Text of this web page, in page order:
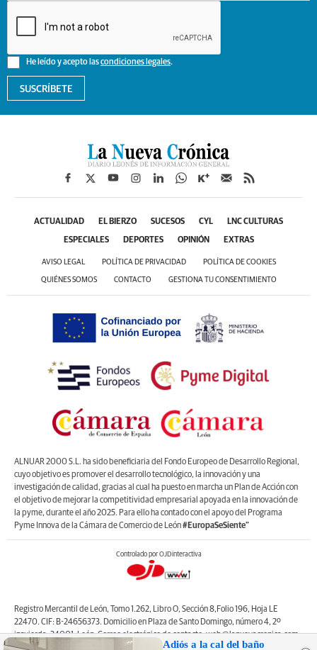
He leído y acepto lascondiciones legales.
SUSCRÍBETE
ACTUALIDAD EL BIERZO SUCESOS CYL LNC CULTURAS
ESPECIALES DEPORTES OPINIÓN EXTRAS
AVISO LEGAL POLÍTICA DE PRIVACIDAD POLÍTICA DE COOKIES
QUIÉNES SOMOS CONTACTO GESTIONA TU CONSENTIMIENTO
ALNUAR 2000 S.L. ha sido beneficiaria del Fondo Europeo de Desarrollo Regional,
cuyo objetivo es promover el desarrollo tecnológico, la innovación y una
investigación de calidad, gracias al cual ha puesto en marcha un Plan de Acción con
el objetivo de mejorar la competitividad empresarial apoyada en la innovación de
la pyme, durante el año 2025. Para ello ha contado con el apoyo del Programa
Pyme Innova de la Cámara de Comercio de León#EuropaSeSiente”
Controlado por OJDinteractiva
Registro Mercantil de León, Tomo 1.262, Libro O, Sección 8,Folio 196, Hoja LE
22470. CIF: B-24656373. Domicilio en Plaza de Santo Domingo, número 4, 2º
izquierda, 24001, León. Correo electrónico de contacto: web@lanuevacronica.com.
Copyright © ALNUAR 2000 S.L. (LA NUEVA CRÓNICA). Incluye contenidos de la
Adiós a la cal del baño